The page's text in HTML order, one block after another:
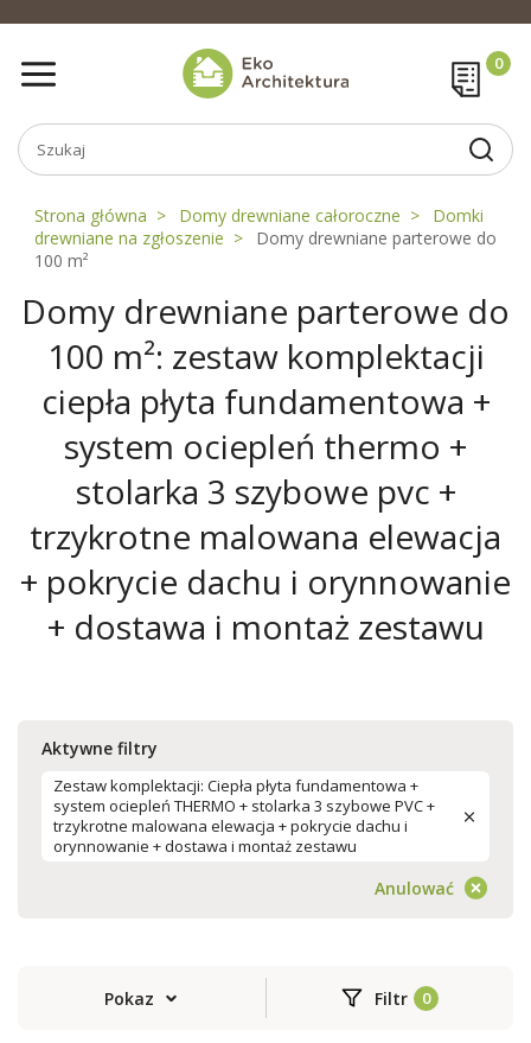
Strona główna Domy drewniane całoroczne
Domki
drewniane na zgłoszenie
Domy drewniane parterowe do
100 m²
Domy drewniane parterowe do
100 m²: zestaw komplektacji
ciepła płyta fundamentowa +
system ociepleń thermo +
stolarka 3 szybowe pvc +
trzykrotne malowana elewacja
+ pokrycie dachu i orynnowanie
+ dostawa i montaż zestawu
Aktywne filtry
Zestaw komplektacji: Ciepła płyta fundamentowa +
system ociepleń THERMO + stolarka 3 szybowe PVC +
trzykrotne malowana elewacja + pokrycie dachu i
orynnowanie + dostawa i montaż zestawu
Anulować
Pokaz Filtr